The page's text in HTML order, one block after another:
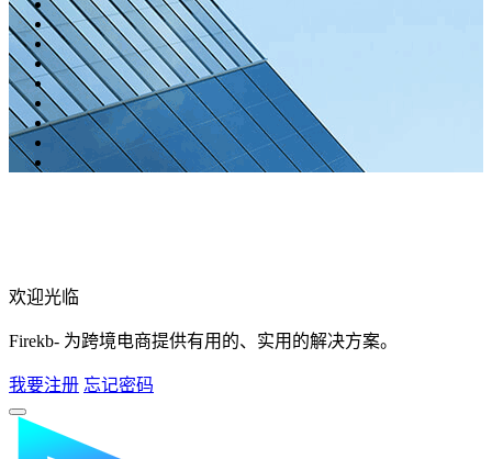
欢迎光临
Firekb- 为跨境电商提供有用的、实用的解决方案。
我要注册 忘记密码